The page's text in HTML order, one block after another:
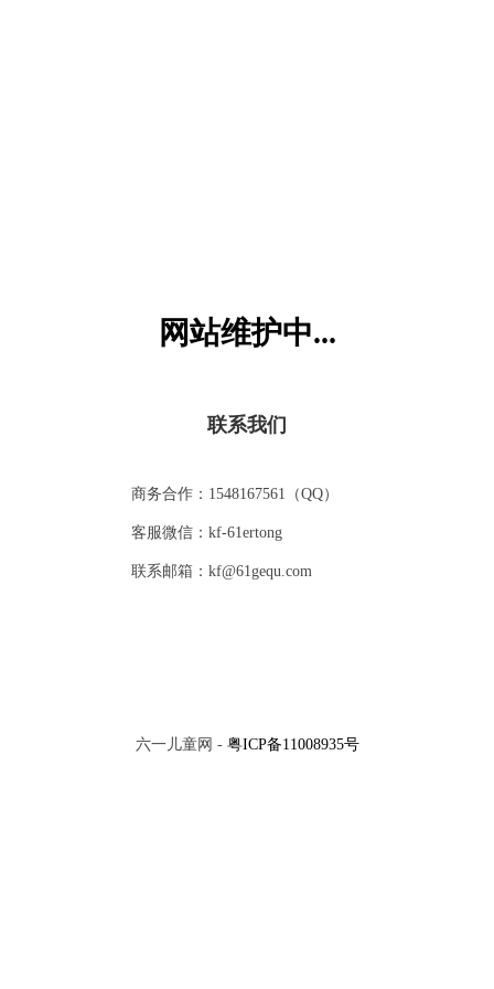
网站维护中...
联系我们
商务合作：1548167561（QQ）
客服微信：kf-61ertong
联系邮箱：kf@61gequ.com
六一儿童网 - 粤ICP备11008935号